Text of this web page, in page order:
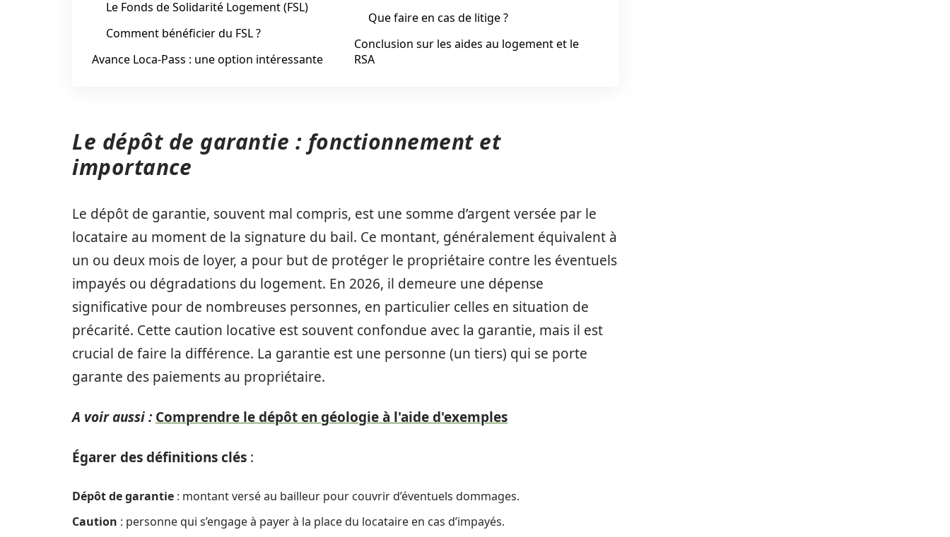
Le Fonds de Solidarité Logement (FSL)
Comment bénéficier du FSL ?
Avance Loca-Pass : une option intéressante
Que faire en cas de litige ?
Conclusion sur les aides au logement et le
RSA
Le dépôt de garantie : fonctionnement et
importance
Le dépôt de garantie, souvent mal compris, est une somme d’argent versée par le
locataire au moment de la signature du bail. Ce montant, généralement équivalent à
un ou deux mois de loyer, a pour but de protéger le propriétaire contre les éventuels
impayés ou dégradations du logement. En 2026, il demeure une dépense
significative pour de nombreuses personnes, en particulier celles en situation de
précarité. Cette caution locative est souvent confondue avec la garantie, mais il est
crucial de faire la différence. La garantie est une personne (un tiers) qui se porte
garante des paiements au propriétaire.
A voir aussi : Comprendre le dépôt en géologie à l'aide d'exemples
Égarer des définitions clés :
Dépôt de garantie : montant versé au bailleur pour couvrir d’éventuels dommages.
Caution : personne qui s’engage à payer à la place du locataire en cas d’impayés.